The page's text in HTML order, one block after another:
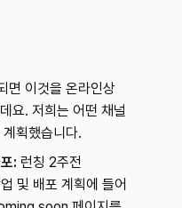
면 이것을 온라인상
요. 저희는 어떤 채널
획했습니다.
: 런칭 2주전
및 배포 계획에 들어